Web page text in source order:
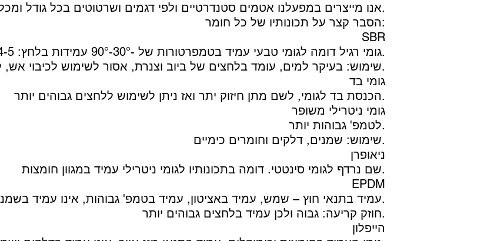
אנו מייצרים במפעלנו אטמים סטנדרטיים ולפי דגמים ושרטוטים בכל גודל ומכל סוגי הגומי.
הסבר קצר על תכונותיו של כל חומר:
SBR
גומי רגיל דומה לגומי טבעי עמיד בטמפרטורות של -30°-90° עמידות בלחץ: 4-5 בר.
שימוש: בעיקר למים, עומד בלחצים של ביוב וצנרת, אסור לשימוש לכיבוי אש, לשמנים ולדלקים.
גומי בד
הכנסת בד לגומי, לשם מתן חיזוק יתר ואז ניתן לשימוש ללחצים גבוהים יותר.
גומי ניטרילי משופר
לטמפ' גבוהות יותר.
שימוש: שמנים, דלקים וחומרים כימיים.
ניאופרן
שם נרדף לגומי סינטטי. דומה בתכונותיו לגומי ניטרילי עמיד במגוון חומצות.
EPDM
עמיד בתנאי חוץ – שמש, עמיד באציטון, עמיד בטמפ' גבוהות, אינו עמיד בשמנים ודלקים.
חוזק קריעה: גבוה ולכן עמיד בלחצים גבוהים יותר.
הייפלון